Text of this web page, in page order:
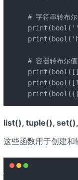
# 字符串转布
# 容器转布尔值
list(), tuple(),
这些函数用于创建和